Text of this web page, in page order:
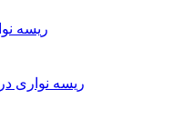
ریسه نواری 220 ولت
ریسه نواری